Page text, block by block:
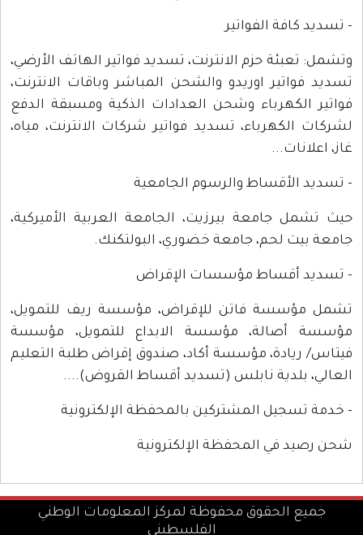
- تسديد كافة الفواتير
وتشمل: تعبئة حزم الانترنت، تسديد فواتير الهاتف الأرضي،
تسديد فواتير اوريدو والشحن المباشر وباقات الانترنت،
فواتير الكهرباء وشحن العدادات الذكية ومسبقة الدفع
لشركات الكهرباء، تسديد فواتير شركات الانترنت، مياه،
غاز، اعلانات...
- تسديد الأقساط والرسوم الجامعية
حيث تشمل جامعة بيرزيت، الجامعة العربية الأميركية،
جامعة بيت لحم، جامعة خضوري، البولتكنك.
- تسديد أقساط مؤسسات الإقراض
تشمل مؤسسة فاتن للإقراض، مؤسسة ريف للتمويل،
مؤسسة أصالة، مؤسسة الابداع للتمويل، مؤسسة
فيتاس/ ريادة، مؤسسة أكاد، صندوق إقراض طلبة التعليم
العالي، بلدية نابلس (تسديد أقساط القروض)....
- خدمة تسجيل المشتركين بالمحفظة الإلكترونية
شحن رصيد في المحفظة الإلكترونية
جميع الحقوق محفوظة لمركز المعلومات الوطني
الفلسطيني